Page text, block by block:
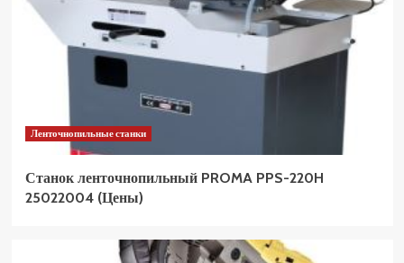
Ленточнопильные станки
Станок ленточнопильный PROMA PPS-220H
25022004 (Цены)